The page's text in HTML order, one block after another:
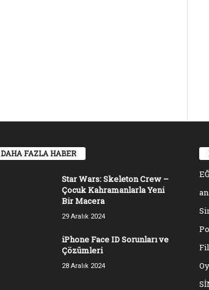
DAHA FAZLA HABER
Star Wars: Skeleton Crew –
Çocuk Kahramanlarla Yeni
Bir Macera
29 Aralık 2024
iPhone Face ID Sorunları ve
Çözümleri
28 Aralık 2024